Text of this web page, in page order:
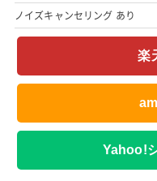
ノイズキャンセリング あり
楽
Yahoo!